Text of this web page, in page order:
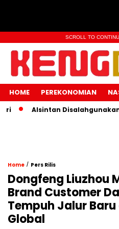
SCROLL TO
HOME PEREKONOMIAN
Alsintan Disalahgunakan?
Home / Pers Rilis
Dongfeng Liuzhou
Brand Customer
Tempuh Jalur
Global